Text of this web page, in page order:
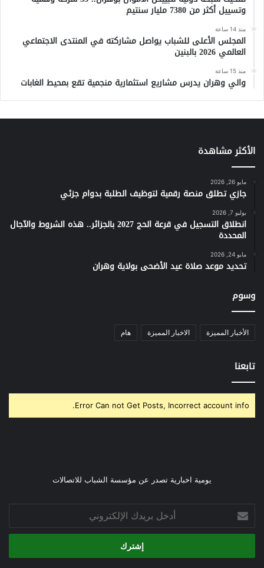
وتسييل أكثر من 7380 مليار سنتيم
منذ 14 ساعة
المجلس الأعلى للشباب يواصل مشاركته في المنتدى الاجتماعي
العالمي 2026 بالبنين
منذ 15 ساعة
والي وهران يدرس مشاريع استثمارية منجمية تقع بمحيط الغابات
الأكثر مشاهدة
مايو 26, 2026
جازي تطلق منصة رقمية لتوظيف الطلبة بدوام جزئي
يوليو 7, 2026
انطلاق التسجيل في قرعة الحج 2027 بالجزائر.. هذه الشروط والآجال
المحددة
مايو 24, 2026
تحديد موعد صلاة عيد الأضحى بولاية وهران
وسوم
الأخبار المميزة الاخبار المميزة هام
تابعنا
Error Can not Get Posts, Incorrect account info.
يومية اخبارية تصدر عن مؤسسة الشباب للاتصالات
بريدك
الإلكتروني